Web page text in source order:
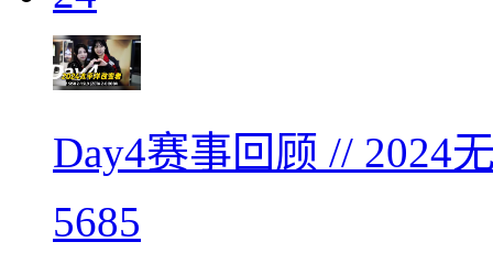
Day4赛事回顾 // 2024
5685